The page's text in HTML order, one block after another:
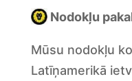
Nodokļu
Mūsu nodokļu
Latīņamerikā